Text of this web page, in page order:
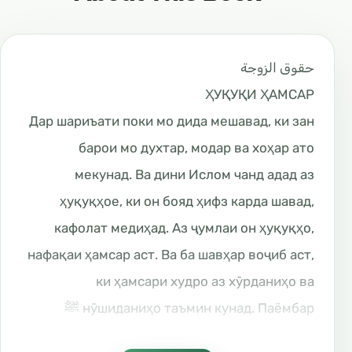
حقوق الزوجة
ҲУҚУҚИ ҲАМСАР
Дар шариъати поки мо дида мешавад, ки зан
барои мо духтар, модар ва хоҳар ато
мекунад. Ва дини Ислом чанд адад аз
ҳуқуқҳое, ки он бояд ҳифз карда шавад,
кафолат медиҳад. Аз ҷумлаи он ҳуқуқҳо,
нафақаи ҳамсар аст. Ва ба шавҳар воҷиб аст,
ки ҳамсари худро аз хӯрданиҳо ва
нӯшиданиҳо таъмин кунад. Паёмбар ﷺ